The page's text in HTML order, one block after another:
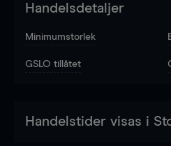
Handelsdetaljer
Minimumstorlek
GSLO tillåtet
Handelstider visas i